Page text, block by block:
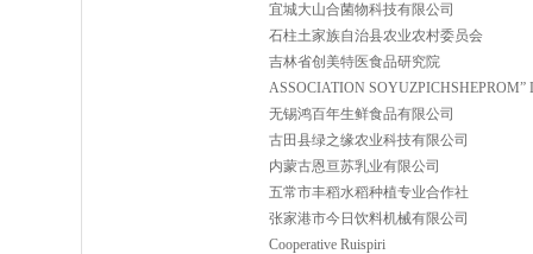
宜城大山合菌物科技有限公司
石柱土家族自治县农业农村委员会
吉林省创美特医食品研究院
ASSOCIATION SOYUZPICHSHEPROM”
无锡鸿百年生鲜食品有限公司
古田县绿之缘农业科技有限公司
内蒙古恩亘苏乳业有限公司
五常市丰稻水稻种植专业合作社
张家港市今日饮料机械有限公司
Cooperative Ruispiri